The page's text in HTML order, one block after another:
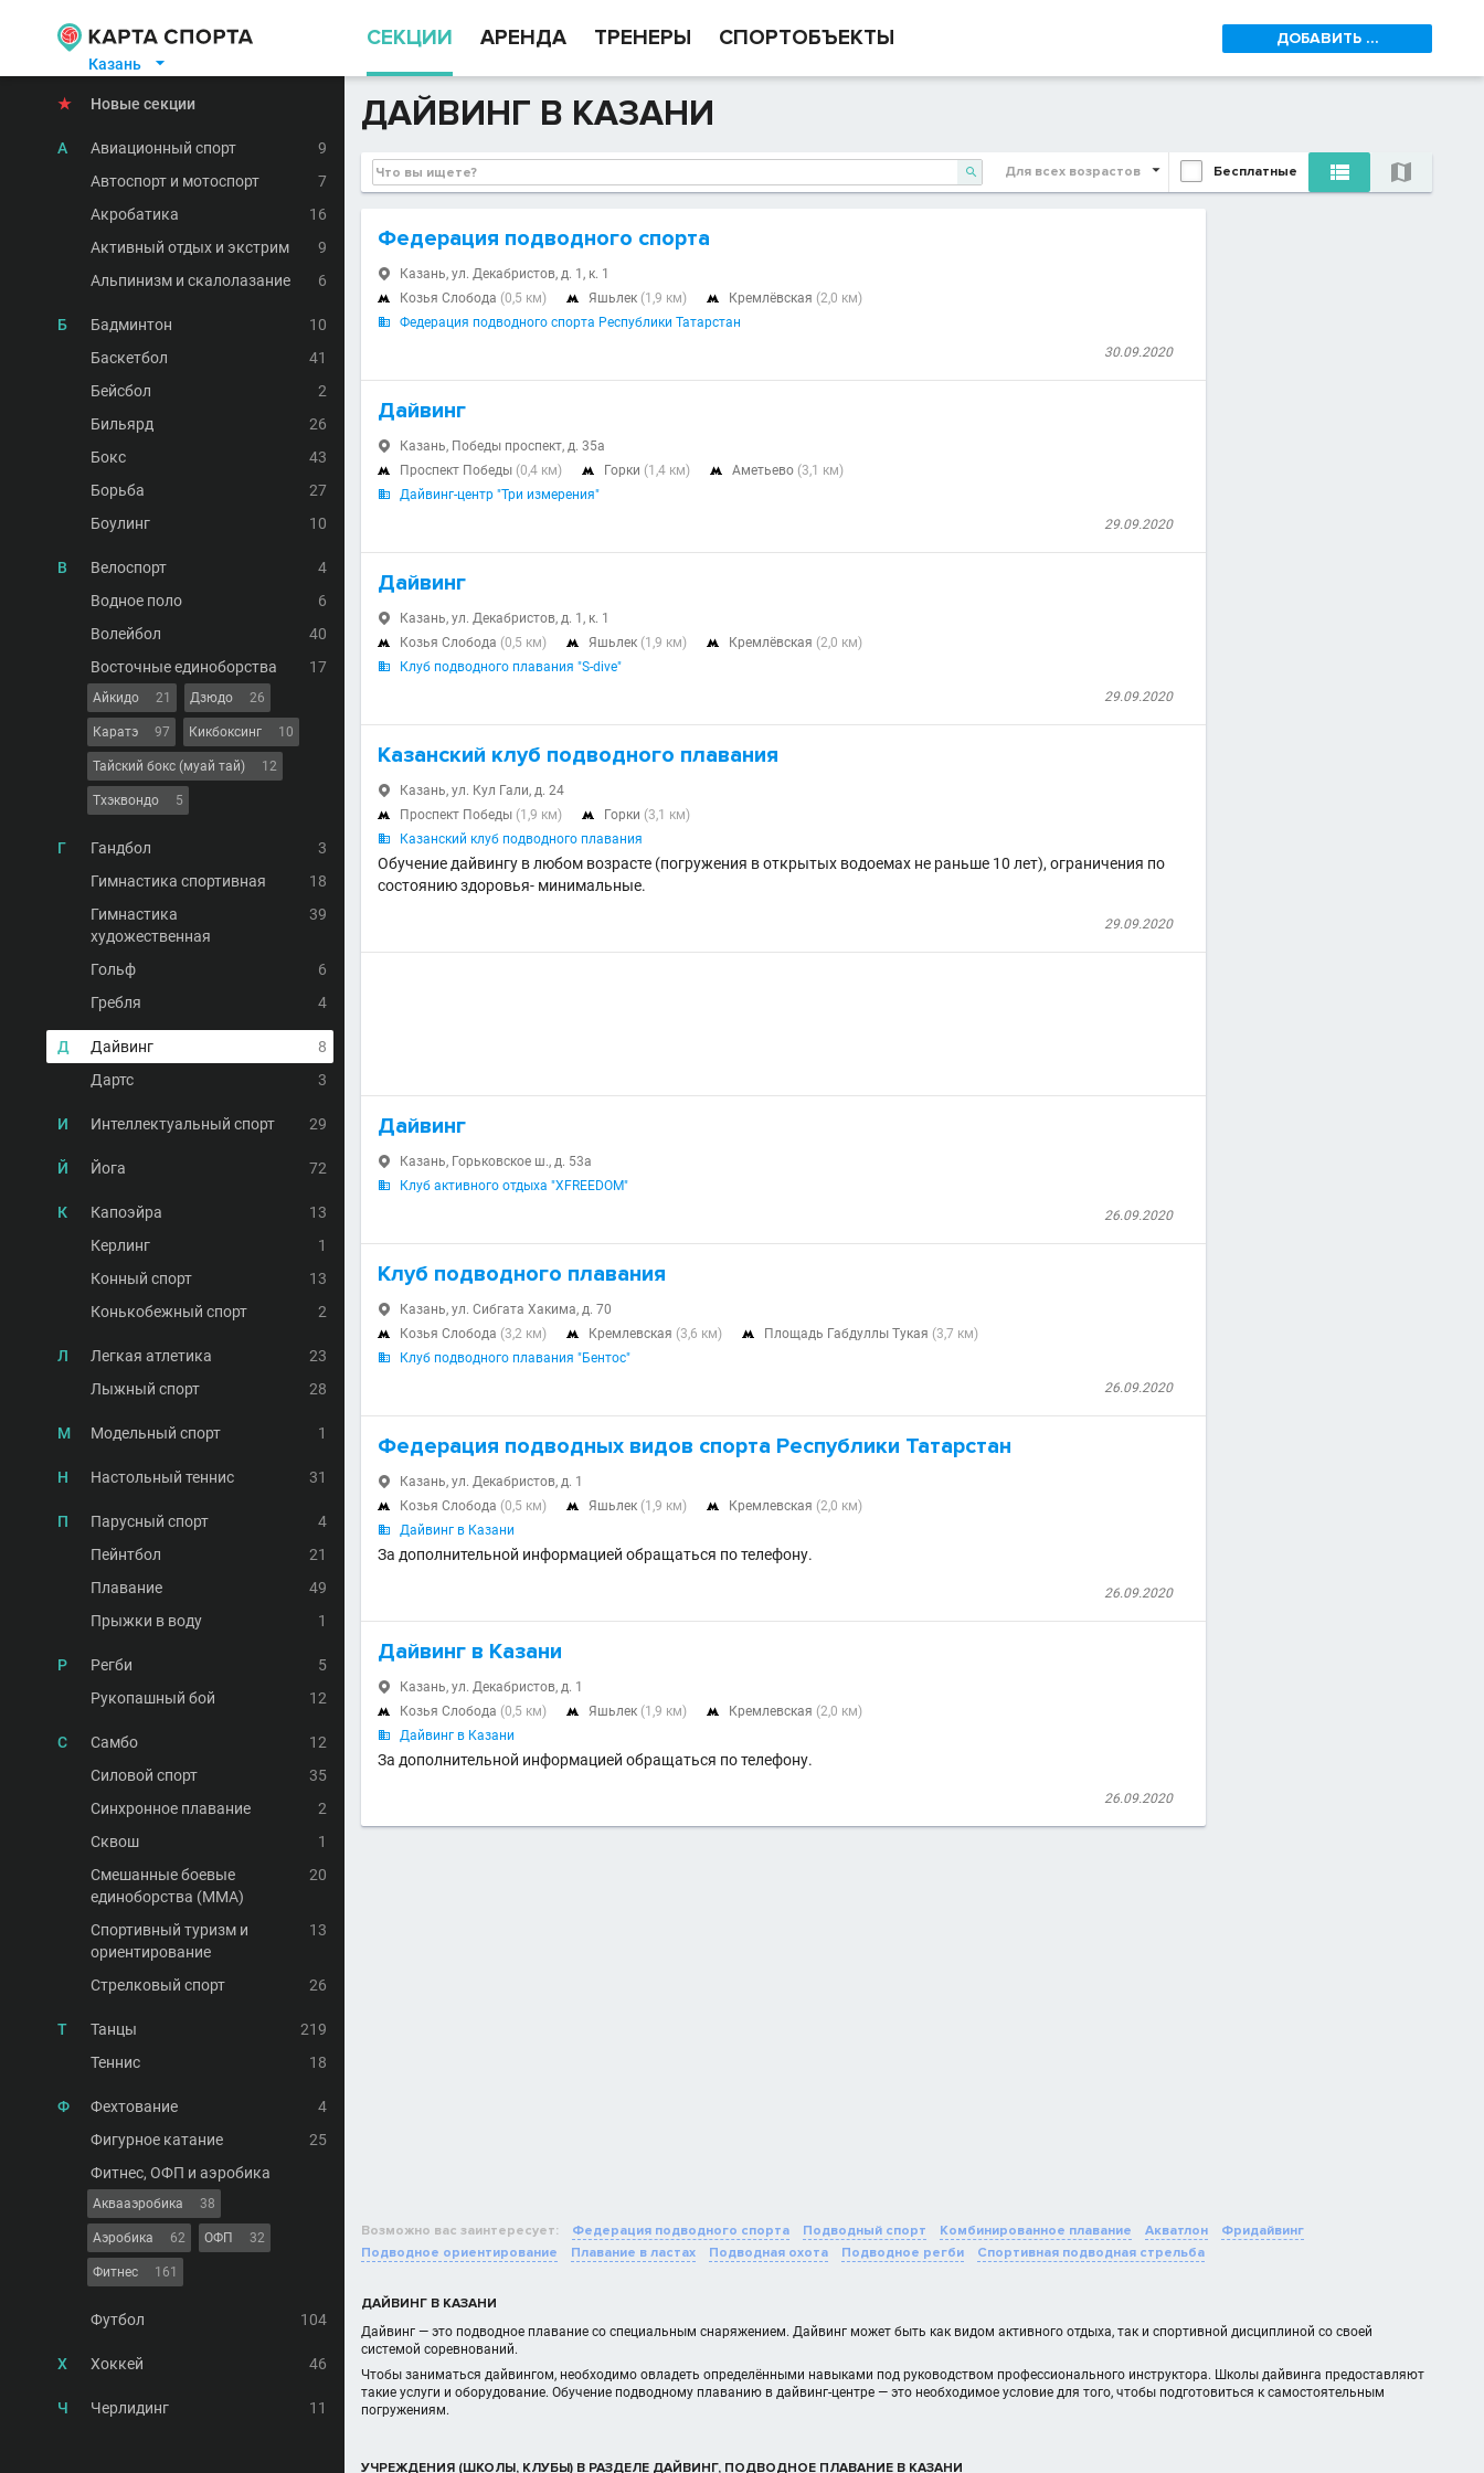
Казань 
СЕКЦИИ АРЕНДА ТРЕНЕРЫ СПОРТОБЪЕКТЫ ДОБАВИТЬ ...
★ Новые секции
А Авиационный спорт
9
Автоспорт и мотоспорт
7
Акробатика
16
Активный отдых и экстрим
9
Альпинизм и скалолазание
6
Б Бадминтон
10
Баскетбол
41
Бейсбол
2
Бильярд
26
Бокс
43
Борьба
27
Боулинг
10
В Велоспорт
4
Водное поло
6
Волейбол
40
Восточные единоборства
17
Айкидо 21 Дзюдо 26
Каратэ 97 Кикбоксинг 10
Тайский бокс (муай тай) 12
Тхэквондо 5
Г Гандбол
3
Гимнастика спортивная
18
Гимнастика
художественная
39
Гольф
6
Гребля
4
Д Дайвинг
8
Дартс
3
И Интеллектуальный спорт 29
Й Йога 72
К Капоэйра
13
Керлинг
1
Конный спорт
13
Конькобежный спорт
2
Л Легкая атлетика
23
Лыжный спорт
28
М Модельный спорт 1
Н Настольный теннис 31
П Парусный спорт
4
Пейнтбол
21
Плавание
49
Прыжки в воду
1
Р Регби
5
Рукопашный бой
12
С Самбо
12
Силовой спорт
35
Синхронное плавание
2
Сквош
1
Смешанные боевые
единоборства (MMA)
20
Спортивный туризм и
ориентирование
13
Стрелковый спорт 26
Т Танцы
219
Теннис
18
Ф Фехтование
4
Фигурное катание
25
Фитнес, ОФП и аэробика
Аквааэробика 38
Аэробика 62 ОФП 32
Фитнес 161
Футбол 104
Х Хоккей 46
Ч Черлидинг 11
ДАЙВИНГ В КАЗАНИ
 Для всех возрастов Бесплатные  
Федерация подводного спорта
 Казань, ул. Декабристов, д. 1, к. 1
 Козья Слобода (0,5 км)  Яшьлек (1,9 км)  Кремлёвская (2,0 км)

Федерация подводного спорта Республики Татарстан
30.09.2020
Дайвинг
 Казань, Победы проспект, д. 35а
 Проспект Победы (0,4 км)  Горки (1,4 км)  Аметьево (3,1 км)

Дайвинг-центр "Три измерения"
29.09.2020
Дайвинг
 Казань, ул. Декабристов, д. 1, к. 1
 Козья Слобода (0,5 км)  Яшьлек (1,9 км)  Кремлёвская (2,0 км)

Клуб подводного плавания "S-dive"
29.09.2020
Казанский клуб подводного плавания
 Казань, ул. Кул Гали, д. 24
 Проспект Победы (1,9 км)  Горки (3,1 км)
 Казанский клуб подводного плавания
Обучение дайвингу в любом возрасте (погружения в открытых водоемах не раньше 10 лет), ограничения по
состоянию здоровья- минимальные.
29.09.2020
Дайвинг
 Казань, Горьковское ш., д. 53а

Клуб активного отдыха "XFREEDOM"
26.09.2020
Клуб подводного плавания
 Казань, ул. Сибгата Хакима, д. 70
 Козья Слобода (3,2 км)  Кремлевская (3,6 км)  Площадь Габдуллы Тукая (3,7 км)

Клуб подводного плавания "Бентос"
26.09.2020
Федерация подводных видов спорта Республики Татарстан
 Казань, ул. Декабристов, д. 1
 Козья Слобода (0,5 км)  Яшьлек (1,9 км)  Кремлевская (2,0 км)
 Дайвинг в Казани
За дополнительной информацией обращаться по телефону.
26.09.2020
Дайвинг в Казани
 Казань, ул. Декабристов, д. 1
 Козья Слобода (0,5 км)  Яшьлек (1,9 км)  Кремлевская (2,0 км)
 Дайвинг в Казани
За дополнительной информацией обращаться по телефону.
26.09.2020
Возможно вас заинтересует: Федерация подводного спорта Подводный спорт Комбинированное плавание Акватлон
Фридайвинг
Подводное ориентирование
Плавание в ластах Подводная охота Подводное регби Спортивная подводная стрельба
ДАЙВИНГ В КАЗАНИ
Дайвинг — это подводное плавание со специальным снаряжением. Дайвинг может быть как видом активного отдыха, так и спортивной дисциплиной со своей
системой соревнований.
Чтобы заниматься дайвингом, необходимо овладеть определёнными навыками под руководством профессионального инструктора. Школы дайвинга предоставляют
такие услуги и оборудование. Обучение подводному плаванию в дайвинг-центре — это необходимое условие для того, чтобы подготовиться к самостоятельным
погружениям.
УЧРЕЖДЕНИЯ (ШКОЛЫ, КЛУБЫ) В РАЗДЕЛЕ ДАЙВИНГ, ПОДВОДНОЕ ПЛАВАНИЕ В КАЗАНИ